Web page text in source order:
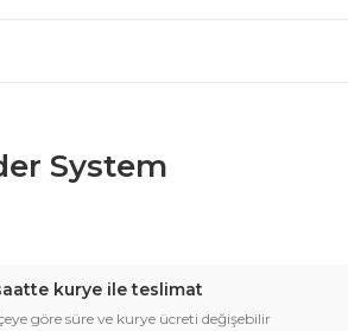
System
kurye ile teslimat
göre süre ve kurye ücreti değişebilir